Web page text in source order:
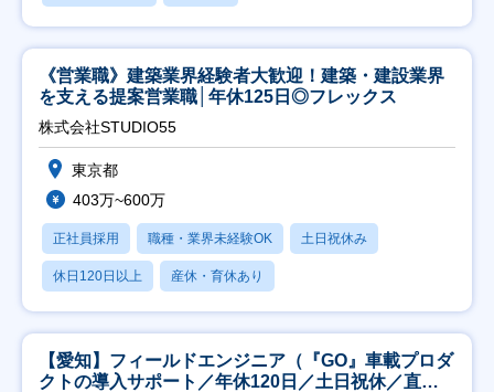
《営業職》建築業界経験者大歓迎！建築・建設業界
を支える提案営業職│年休125日◎フレックス
株式会社STUDIO55
東京都
403万~600万
正社員採用 職種・業界未経験OK 土日祝休み
休日120日以上 産休・育休あり
【愛知】フィールドエンジニア（『GO』車載プロダ
クトの導入サポート／年休120日／土日祝休／直行